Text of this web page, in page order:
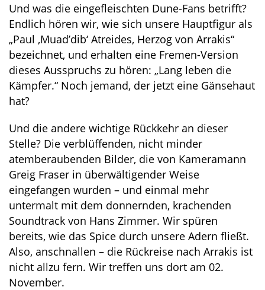
Und was die eingefleischten Dune-Fans betrifft?
Endlich hören wir, wie sich unsere Hauptfigur als
„Paul ‚Muad’dib‘ Atreides, Herzog von Arrakis“
bezeichnet, und erhalten eine Fremen-Version
dieses Ausspruchs zu hören: „Lang leben die
Kämpfer.“ Noch jemand, der jetzt eine Gänsehaut
hat?
Und die andere wichtige Rückkehr an dieser
Stelle? Die verblüffenden, nicht minder
atemberaubenden Bilder, die von Kameramann
Greig Fraser in überwältigender Weise
eingefangen wurden – und einmal mehr
untermalt mit dem donnernden, krachenden
Soundtrack von Hans Zimmer. Wir spüren
bereits, wie das Spice durch unsere Adern fließt.
Also, anschnallen – die Rückreise nach Arrakis ist
nicht allzu fern. Wir treffen uns dort am 02.
November.